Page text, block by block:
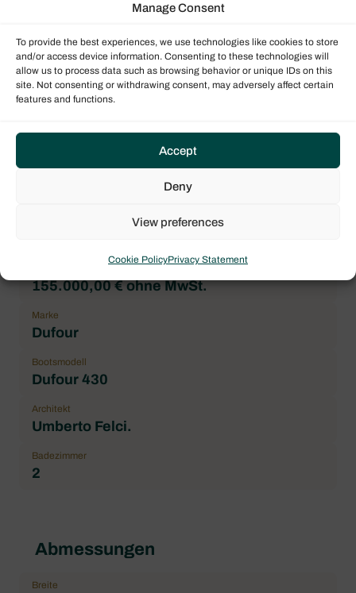
Manage Consent
To provide the best experiences, we use technologies like cookies to store
and/or access device information. Consenting to these technologies will
allow us to process data such as browsing behavior or unique IDs on this
site. Not consenting or withdrawing consent, may adversely affect certain
features and functions.
Accept
Deny
View preferences
Cookie PolicyPrivacy Statement
Maximale Passagierzahl
8
Doppelkabine
Correct
St. Martin, Marina de L'Anse Marcel,
155.000,00 € ohne MwSt.
Marke
Dufour
Bootsmodell
Dufour 430
Architekt
Umberto Felci.
Badezimmer
2
Abmessungen
Breite